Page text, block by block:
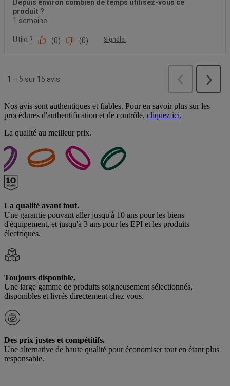
Nos avis sont authentiques et fiables. Pour en savoir plus sur les
procédures d'authentification et de contrôle, cliquez ici.
La qualité au meilleur prix.
La qualité avant tout.
Une garantie pouvant aller jusqu'à 10 ans pour les biens
d'équipement, et jusqu'à 3 ans pour les EPI et les produits
électriques.
Toujours disponible.
Une large gamme de produits soigneusement sélectionnés,
disponibles et livrés directement chez vous.
Des prix justes et compétitifs.
Une alternative de haute qualité pour économiser tout en étant plus
responsable.